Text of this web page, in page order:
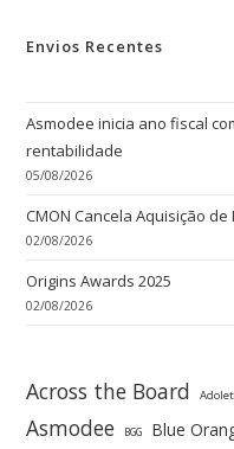
Envios Recentes
Asmodee inicia ano fiscal
rentabilidade
05/08/2026
CMON Cancela Aquisição
02/08/2026
Origins Awards 2025
02/08/2026
Across the Board
Asmodee BGG Blue